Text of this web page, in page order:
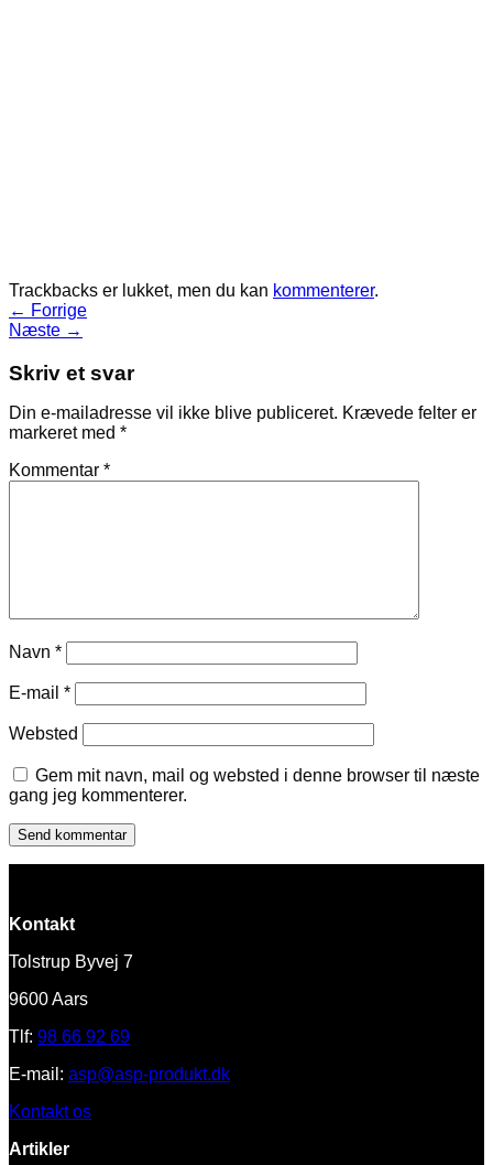
Trackbacks er lukket, men du kan kommenterer.
← Forrige
Næste →
Skriv et svar
Din e-mailadresse vil ikke blive publiceret. Krævede felter er
markeret med *
Kommentar *
Navn *
E-mail *
Websted
Gem mit navn, mail og websted i denne browser til næste
gang jeg kommenterer.
Kontakt
Tolstrup Byvej 7
9600 Aars
Tlf: 98 66 92 69
E-mail: asp@asp-produkt.dk
Kontakt os
Artikler